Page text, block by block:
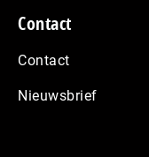
Contact
Contact
Nieuwsbrief